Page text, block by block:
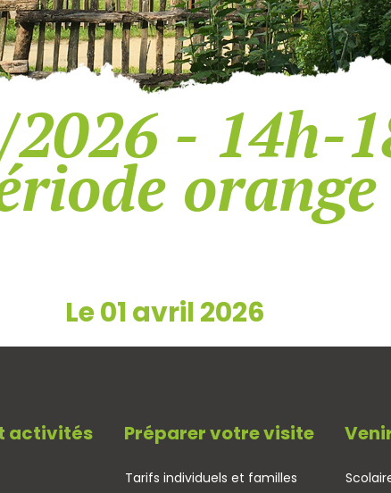
- 14h-
orange
Le 01 avril 2026
activités Préparer votre visite
Tarifs individuels et familles